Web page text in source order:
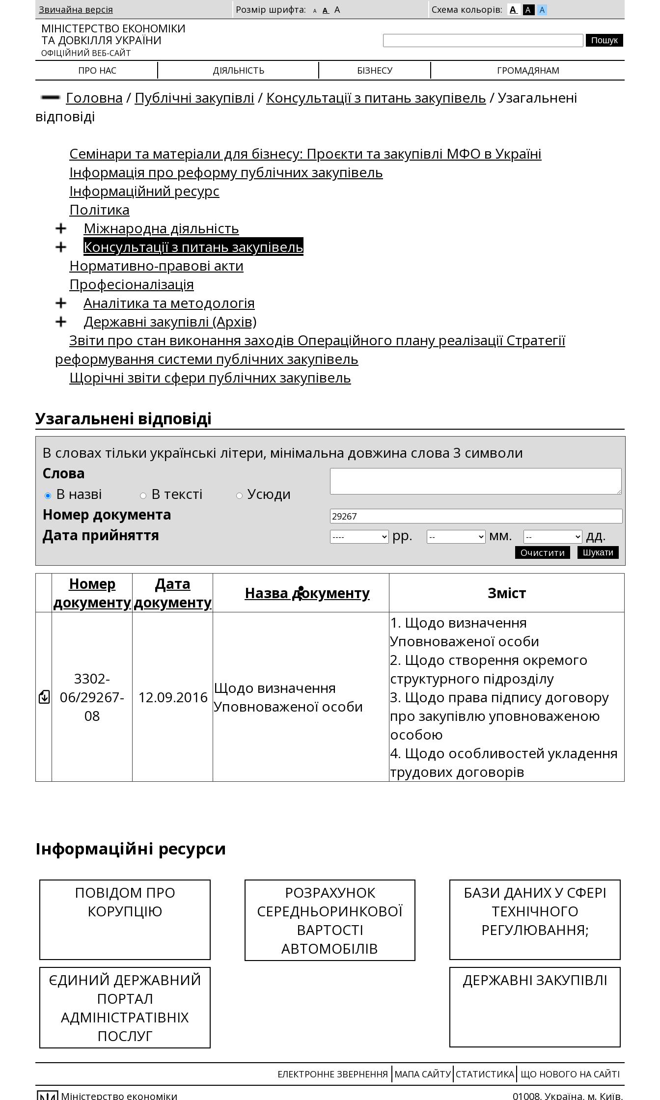
Звичайна версія Розмір шрифта: A A A Схема кольорів: A A A
МІНІСТЕРСТВО ЕКОНОМІКИ
ТА ДОВКІЛЛЯ УКРАЇНИ
ОФІЦІЙНИЙ ВЕБ-САЙТ
ПРО НАС ДІЯЛЬНІСТЬ БІЗНЕСУ ГРОМАДЯНАМ
Головна / Публічні закупівлі / Консультації з питань закупівель /Узагальнені
відповіді
Семінари та матеріали для бізнесу: Проєкти та закупівлі МФО в Україні
Інформація про реформу публічних закупівель
Інформаційний ресурс
Політика
Міжнародна діяльність
Консультації з питань закупівель
Нормативно-правові акти
Професіоналізація
Аналітика та методологія
Державні закупівлі (Архів)
Звіти про стан виконання заходів Операційного плану реалізації Стратегії
реформування системи публічних закупівель
Щорічні звіти сфери публічних закупівель
Узагальнені відповіді
В словах тільки українські літери, мінімальна довжина слова 3 символи
Слова
В назві
В тексті
Усюди
Номер документа
Дата прийняття
рр. мм. дд.
Очистити
Номер
документу
Дата
документу
Назва документу Зміст
3302-
06/29267-
08
12.09.2016 Щодо визначення
Уповноваженої особи
1. Щодо визначення
Уповноваженої особи
2. Щодо створення окремого
структурного підрозділу
3. Щодо права підпису договору
про закупівлю уповноваженою
особою
4. Щодо особливостей укладення
трудових договорів
Інформаційні ресурси
ПОВІДОМ ПРО
КОРУПЦІЮ
РОЗРАХУНОК
СЕРЕДНЬОРИНКОВОЇ
ВАРТОСТІ
АВТОМОБІЛІВ
БАЗИ ДАНИХ У СФЕРІ
ТЕХНІЧНОГО
РЕГУЛЮВАННЯ;
ЄДИНИЙ ДЕРЖАВНИЙ
ПОРТАЛ
АДМІНІСТРАТІВНІХ
ПОСЛУГ
ДЕРЖАВНІ ЗАКУПІВЛІ
ЕЛЕКТРОННЕ ЗВЕРНЕННЯ МАПА САЙТУ СТАТИСТИКА ЩО НОВОГО НА САЙТІ
Міністерство економіки 01008, Україна, м. Київ,